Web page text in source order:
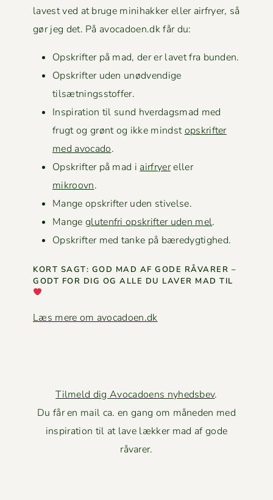
lavest ved at bruge mini­hakker eller air­fry­er, så
gør jeg det. På avocadoen.dk får du:
Opskrifter på mad, der er lavet fra bunden.
Opskrifter uden unød­vendi­ge
tilsætningsstoffer.
Inspi­ra­tion til sund hverdags­mad med
frugt og grønt og ikke mindstopskrifter
med avo­ca­do.
Opskrifter på mad i air­fry­ereller
mikroovn.
Mange opskrifter uden stivelse.
Mange gluten­fri opskrifter uden mel.
Opskrifter med tanke på bæredygtighed.
KORT SAGT: GOD MAD AF GODE RÅVAR­ER –
GODT FOR DIG OG ALLE DU LAVER MAD TIL
Læs mere om avocadoen.dk
Tilmeld dig Avocadoens nyhedsbev.
Du får en mail ca. en gang om måneden med
inspiration til at lave lækker mad af gode
råvarer.